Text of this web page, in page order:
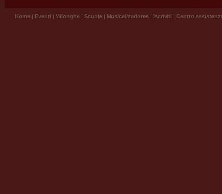
Home | Eventi | Milonghe | Scuole | Musicalizadores | Iscriviti | Centro